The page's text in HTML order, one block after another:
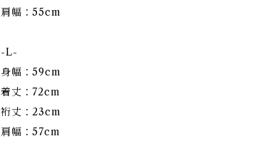
肩幅：55cm
-L-
身幅：59cm
着丈：72cm
裄丈：23cm
肩幅：57cm